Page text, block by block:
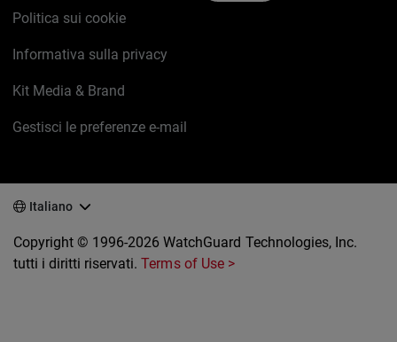
Politica sui cookie
Informativa sulla privacy
Kit Media & Brand
Gestisci le preferenze e-mail
Italiano
Copyright © 1996-2026 WatchGuard Technologies, Inc.
tutti i diritti riservati.Terms of Use >